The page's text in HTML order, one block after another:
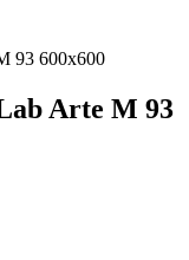
93 600х600
Arte М 93